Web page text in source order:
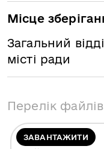
Місце
Загальний
місті ради
Перелік
ЗАВАНТАЖИТИ